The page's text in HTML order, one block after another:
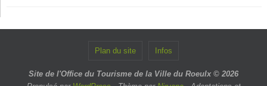
Plan du site Infos
Site de l'Office du Tourisme de la Ville du Roeulx © 2026